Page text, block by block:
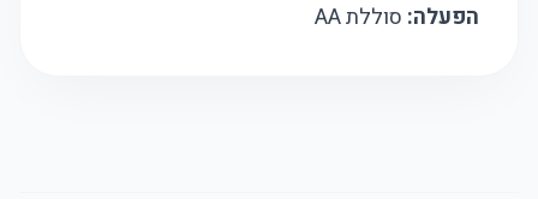
הפעלה: סוללת AA